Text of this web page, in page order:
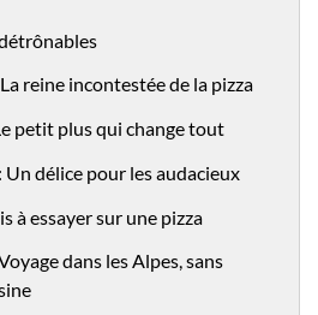
reine incontestée de la pizza
petit plus qui change tout
Un délice pour les audacieux
à essayer sur une pizza
dans les Alpes, sans